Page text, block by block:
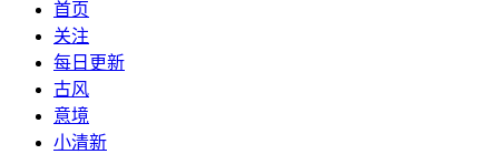
首页
关注
每日更新
古风
意境
小清新